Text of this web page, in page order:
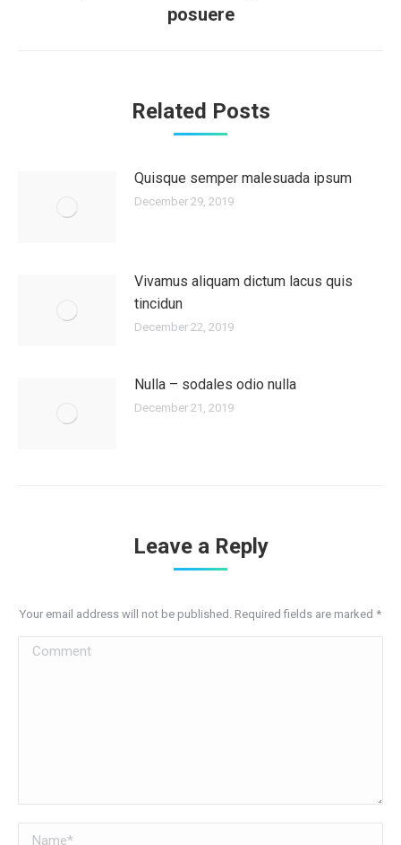
post:
posuere
Related Posts
Quisque semper malesuada ipsum
December 29, 2019
Vivamus aliquam dictum lacus quis
tincidun
December 22, 2019
Nulla – sodales odio nulla
December 21, 2019
Leave a Reply
Your email address will not be published. Required fields are marked *
Comment
Name *